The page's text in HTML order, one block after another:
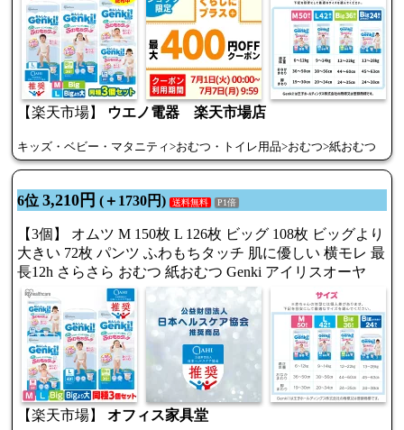
【楽天市場】 ウエノ電器 楽天市場店
キッズ・ベビー・マタニティ>おむつ・トイレ用品>おむつ>紙おむつ
6位 3,210円 (＋1730円) 送料無料 P1倍
【3個】 オムツ M 150枚 L 126枚 ビッグ 108枚 ビッグより
大きい 72枚 パンツ ふわもちタッチ 肌に優しい 横モレ 最
長12h さらさら おむつ 紙おむつ Genki アイリスオーヤ
【楽天市場】 オフィス家具堂